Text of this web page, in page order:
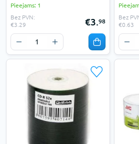
Pieejams: 1
Bez PVN:
€3.29
€3.98
Bez
€0.63